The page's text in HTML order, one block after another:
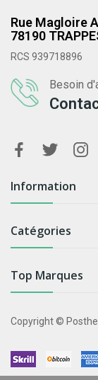
Rue Magloire
78190
RCS 939718896
Besoin
Information
Catégories
Top Marques
Copyright ©